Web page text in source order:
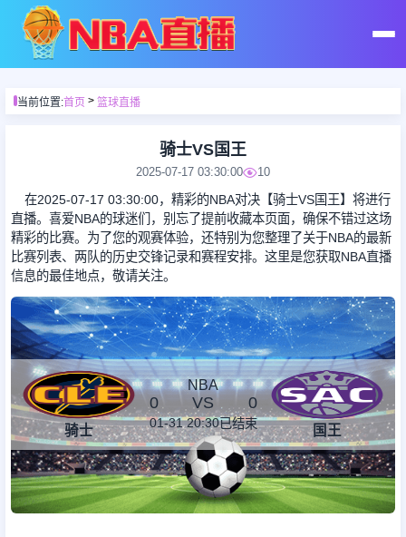
首页
篮球直播
足球录像
篮球录像
足球集锦
篮球集锦
足球新闻
篮球新闻
当前位置:首页> 篮球直播
骑士VS国王
2025-07-17 03:30:00 10
在2025-07-17 03:30:00，精彩的NBA对决【骑士VS国王】将进行
直播。喜爱NBA的球迷们，别忘了提前收藏本页面，确保不错过这场
精彩的比赛。为了您的观赛体验，还特别为您整理了关于NBA的最新
比赛列表、两队的历史交锋记录和赛程安排。这里是您获取NBA直播
信息的最佳地点，敬请关注。
骑士
NBA
0 VS 0
01-31 20:30已结束 国王